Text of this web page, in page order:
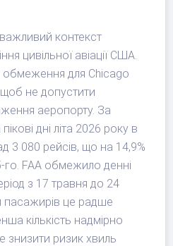
контекст
цивільної авіації США.
обмеження для Chicago
щоб не допустити
аеропорту. За
дні літа 2026 року в
3 080 рейсів, що на 14,9%
го. FAA обмежило денні
з 17 травня до 24
пасажирів це радше
кількість надмірно
знизити ризик хвиль